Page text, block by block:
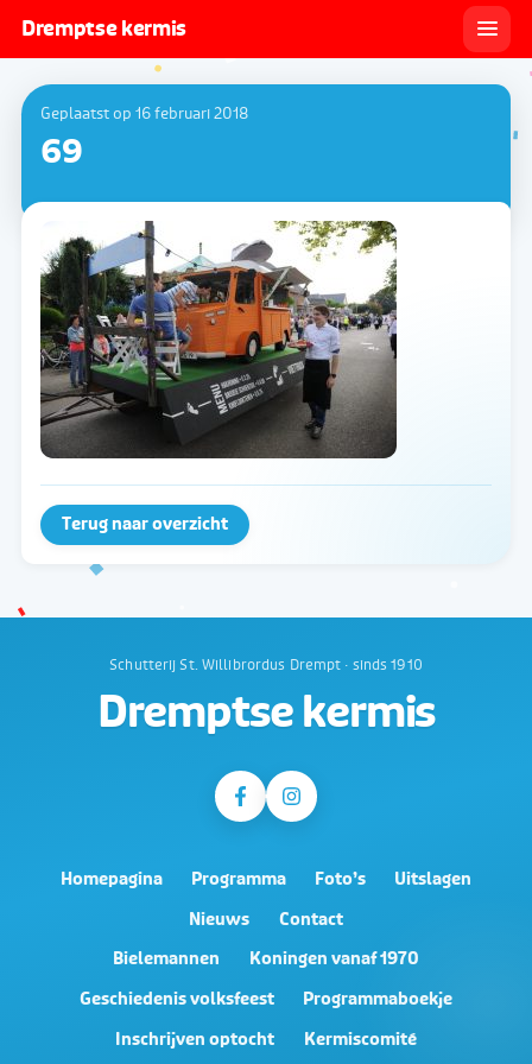
Dremptse kermis
Geplaatst op 16 februari 2018
69
Terug naar overzicht
Schutterij St. Willibrordus Drempt · sinds 1910
Dremptse kermis
Homepagina Programma Foto’s
Uitslagen
Nieuws
Contact
Bielemannen
Koningen vanaf 1970
Geschiedenis volksfeest
Programmaboekje
Inschrijven optocht
Kermiscomité